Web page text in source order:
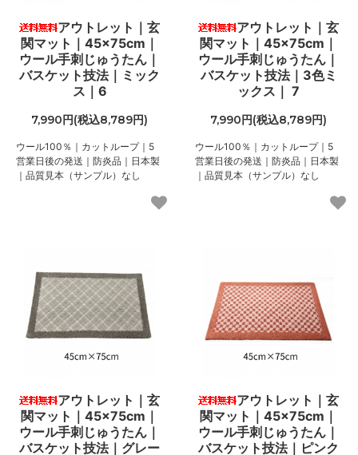
アウトレット｜玄
関マット｜45×75cm｜
ウール手刺じゅうたん｜
バスケット技法｜ミック
ス｜6
7,990円(税込8,789円)
ウール100％｜カットループ｜5
営業日後の発送｜防炎品｜日本製
｜品質見本（サンプル）なし
アウトレット｜玄
関マット｜45×75cm｜
ウール手刺じゅうたん｜
バスケット技法｜3色ミ
ックス｜ 7
7,990円(税込8,789円)
ウール100％｜カットループ｜5
営業日後の発送｜防炎品｜日本製
｜品質見本（サンプル）なし
アウトレット｜玄
関マット｜45×75cm｜
ウール手刺じゅうたん｜
バスケット技法｜グレー
アウトレット｜玄
関マット｜45×75cm｜
ウール手刺じゅうたん｜
バスケット技法｜ピンク